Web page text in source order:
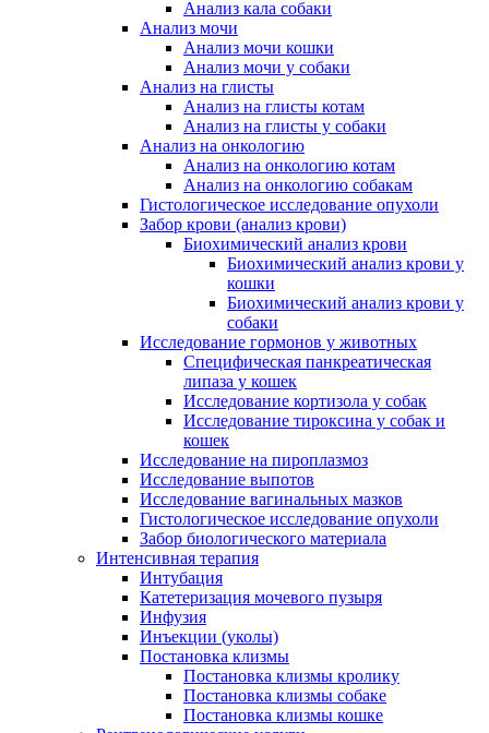
Анализ кала собаки
Анализ мочи
Анализ мочи кошки
Анализ мочи у собаки
Анализ на глисты
Анализ на глисты котам
Анализ на глисты у собаки
Анализ на онкологию
Анализ на онкологию котам
Анализ на онкологию собакам
Гистологическое исследование опухоли
Забор крови (анализ крови)
Биохимический анализ крови
Биохимический анализ крови у
кошки
Биохимический анализ крови у
собаки
Исследование гормонов у животных
Специфическая панкреатическая
липаза у кошек
Исследование кортизола у собак
Исследование тироксина у собак и
кошек
Исследование на пироплазмоз
Исследование выпотов
Исследование вагинальных мазков
Гистологическое исследование опухоли
Забор биологического материала
Интенсивная терапия
Интубация
Катетеризация мочевого пузыря
Инфузия
Инъекции (уколы)
Постановка клизмы
Постановка клизмы кролику
Постановка клизмы собаке
Постановка клизмы кошке